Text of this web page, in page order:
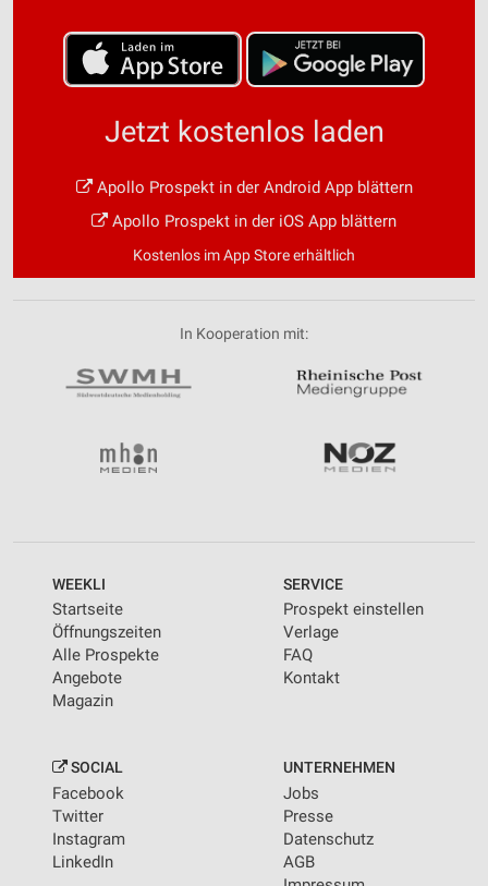
Jetzt kostenlos laden
Apollo Prospekt in der Android App blättern
Apollo Prospekt in der iOS App blättern
Kostenlos im App Store erhältlich
In Kooperation mit:
WEEKLI
Startseite
Öffnungszeiten
Alle Prospekte
Angebote
Magazin
SERVICE
Prospekt einstellen
Verlage
FAQ
Kontakt
SOCIAL
Facebook
Twitter
Instagram
LinkedIn
UNTERNEHMEN
Jobs
Presse
Datenschutz
AGB